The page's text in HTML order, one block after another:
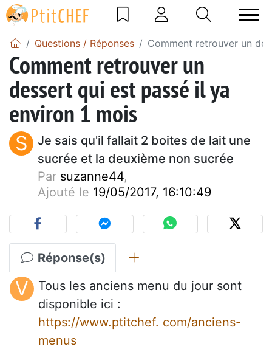
Questions / Réponses Comment retrouver un
Comment retrouver un
dessert qui est passé il ya
environ 1 mois
S
Je sais qu'il fallait 2 boites de lait une
sucrée et la deuxième non sucrée
Par suzanne44,
Ajouté le 19/05/2017, 16:10:49
Réponse(s)
V
Tous les anciens menu du jour sont
disponible ici :
https://www.ptitchef. com/anciens-
menus